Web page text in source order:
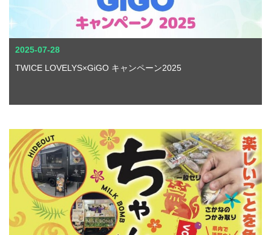
2025-07-28
TWICE LOVELYS×GiGO キャンペーン2025